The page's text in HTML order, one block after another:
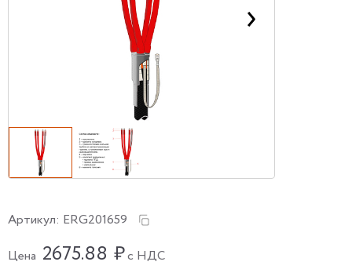
Артикул: ERG201659
Цена 2675.88 ₽с НДС